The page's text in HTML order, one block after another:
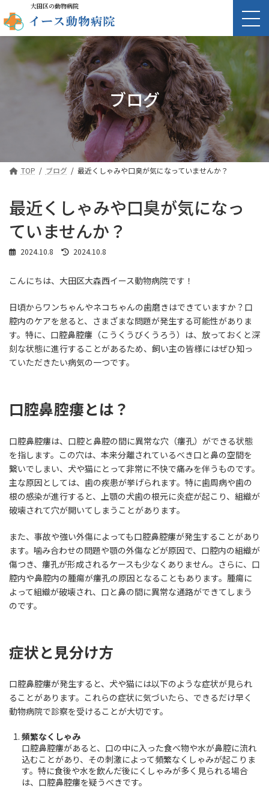
大田区の動物病院
ブログ
TOP ブログ 最近くしゃみや口臭が気になっていませんか？
最近くしゃみや口臭が気になっ
ていませんか？
2024.10.8
最
新
時
:
2024.10.8
こんにちは、大田区大森西イース動物病院です！
日頃からワンちゃんやネコちゃんの歯磨きはできていますか？口
腔内のケアを怠ると、さまざまな問題が発生する可能性がありま
す。特に、口腔鼻腔瘻（こうくうびくうろう）は、放っておくと深
刻な状態に進行することがあるため、飼い主の皆様にはぜひ知っ
ていただきたい病気の一つです。
口腔鼻腔瘻とは？
口腔鼻腔瘻は、口腔と鼻腔の間に異常な穴（瘻孔）ができる状態
を指します。この穴は、本来分離されているべき口と鼻の空間を
繋いでしまい、犬や猫にとって非常に不快で痛みを伴うものです。
主な原因としては、歯の疾患が挙げられます。特に歯周病や歯の
根の感染が進行すると、上顎の犬歯の根元に炎症が起こり、組織が
破壊されて穴が開いてしまうことがあります。
また、事故や強い外傷によっても口腔鼻腔瘻が発生することがあり
ます。噛み合わせの問題や顎の外傷などが原因で、口腔内の組織が
傷つき、瘻孔が形成されるケースも少なくありません。さらに、口
腔内や鼻腔内の腫瘍が瘻孔の原因となることもあります。腫瘍に
よって組織が破壊され、口と鼻の間に異常な通路ができてしまう
のです。
症状と見分け方
口腔鼻腔瘻が発生すると、犬や猫には以下のような症状が見られ
ることがあります。これらの症状に気づいたら、できるだけ早く
動物病院で診察を受けることが大切です。
頻繁なくしゃみ
口腔鼻腔瘻があると、口の中に入った食べ物や水が鼻腔に流れ
込むことがあり、その刺激によって頻繁なくしゃみが起こりま
す。特に食後や水を飲んだ後にくしゃみが多く見られる場合
は、口腔鼻腔瘻を疑うべきです。